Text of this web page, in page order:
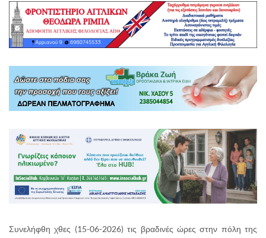
Συνελήφθη χθες (15-06-2026) τις βραδινές ώρες στην πόλη της